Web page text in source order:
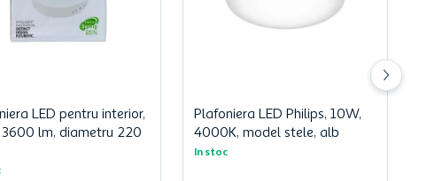
LED pentru interior,
3600 lm, diametru 220
Plafoniera LED Philips, 10W,
4000K, model stele, alb
In stoc